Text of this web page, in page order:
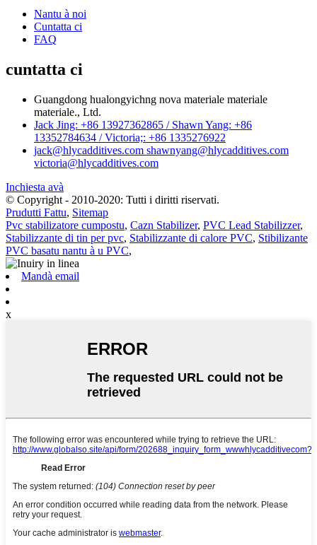
Nantu à noi
Cuntatta ci
FAQ
cuntatta ci
Guangdong hualongyichng nova materiale materiale
materiale., Ltd.
Jack Jing: +86 13927362865 / Shawn Yang: +86
13352784634 / Victoria;: +86 1335276922
jack@hlycadditives.com shawnyang@hlycadditives.com
victoria@hlycadditives.com
Inchiesta avà
© Copyright - 2010-2020: Tutti i diritti riservati.
Prudutti Fattu, Sitemap
Pvc stabilizatore cumpostu, Cazn Stabilizer, PVC Lead Stabilizzer,
Stabilizzante di tin per pvc, Stabilizzante di calore PVC, Stibilizante
PVC basatu nantu à u PVC,
Mandà email
x